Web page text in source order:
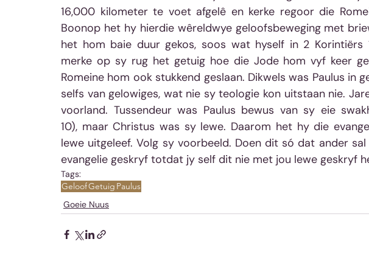
16,000 kilometer te voet afgelê en kerke regoor die
Boonop het hy hierdie wêreldwye geloofsbeweging met
het hom baie duur gekos, soos wat hyself in 2 Korintiërs
merke op sy rug het getuig hoe die Jode hom vyf keer
Romeine hom ook stukkend geslaan. Dikwels was Paulus in
selfs van gelowiges, wat nie sy teologie kon uitstaan nie.
voorland. Tussendeur was Paulus bewus van sy eie
10), maar Christus was sy lewe. Daarom het hy die
lewe uitgeleef. Volg sy voorbeeld. Doen dit só dat ander
evangelie geskryf totdat jy self dit nie met jou lewe geskryf
Tags:
GeloofGetuig Paulus
Goeie Nuus